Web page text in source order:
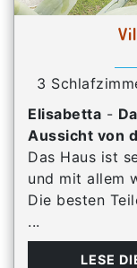
3
Elisabetta -
Aussicht von
Das Haus ist
und mit allem
Die besten
...
LESE